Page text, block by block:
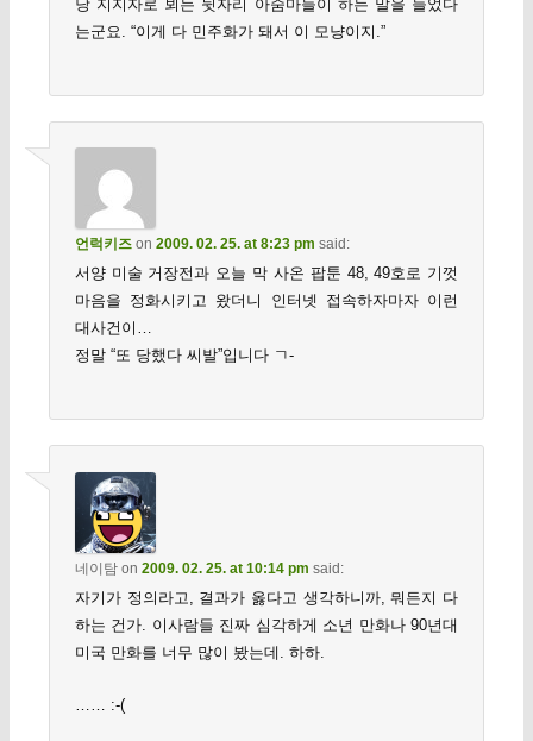
당 지지자로 뵈는 뒷자리 아줌마들이 하는 말을 들었다
는군요. “이게 다 민주화가 돼서 이 모냥이지.”
언럭키즈on 2009. 02. 25. at 8:23 pm said:
서양 미술 거장전과 오늘 막 사온 팝툰 48, 49호로 기껏
마음을 정화시키고 왔더니 인터넷 접속하자마자 이런
대사건이…
정말 “또 당했다 씨발”입니다 ㄱ-
네이탐on 2009. 02. 25. at 10:14 pm said:
자기가 정의라고, 결과가 옳다고 생각하니까, 뭐든지 다
하는 건가. 이사람들 진짜 심각하게 소년 만화나 90년대
미국 만화를 너무 많이 봤는데. 하하.
…… :-(